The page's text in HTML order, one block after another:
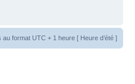
au format UTC + 1 heure [ Heure d’été ]